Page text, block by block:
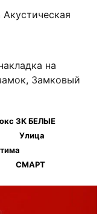
на
Замковый
3К БЕЛЫЕ
Улица
СМАРТ